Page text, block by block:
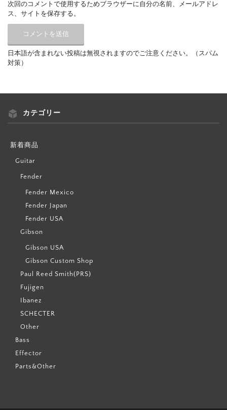
次回のコメントで使用するためブラウザーに自分の名前、メールアドレ
ス、サイトを保存する。
日本語が含まれない投稿は無視されますのでご注意ください。（スパム
対策）
カテゴリー
新着商品
Guitar
Fender
Fender Mexico
Fender Japan
Fender USA
Gibson
Gibson USA
Gibson Custom Shop
Paul Reed Smith(PRS)
Fujigen
Ibanez
SCHECTER
Other
Bass
Effector
Parts&Other